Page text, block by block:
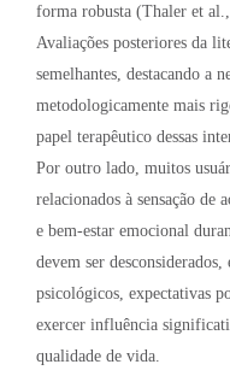
forma robusta (Thaler et al.,
Avaliações posteriores da
semelhantes, destacando a
metodologicamente mais
papel terapêutico dessas
Por outro lado, muitos
relacionados à sensação
e bem-estar emocional
devem ser
psicológicos, expectativas
exercer influência
qualidade de vida.